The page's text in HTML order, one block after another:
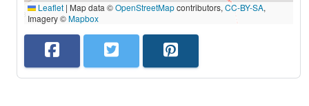
Leaflet | Map data ©OpenStreetMapcontributors, CC-BY-SA,
Imagery ©Mapbox